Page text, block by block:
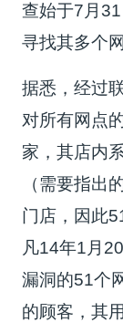
查始于7月
寻找其多个
据悉，经过
对所有网点
家，其店内
（需要指出
门店，因此
凡14年1月
漏洞的51个
的顾客，其